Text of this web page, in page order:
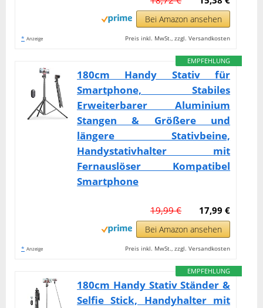
Bei Amazon ansehen
* Anzeige Preis inkl. MwSt., zzgl. Versandkosten
EMPFEHLUNG
180cm Handy Stativ für
Smartphone, Stabiles
Erweiterbarer Aluminium
Stangen & Größere und
längere Stativbeine,
Handystativhalter mit
Fernauslöser Kompatibel
Smartphone
17,99 €
19,99 €
Bei Amazon ansehen
* Anzeige Preis inkl. MwSt., zzgl. Versandkosten
EMPFEHLUNG
180cm Handy Stativ Ständer &
Selfie Stick, Handyhalter mit